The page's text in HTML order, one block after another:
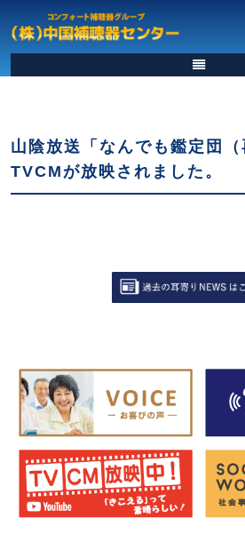
山陰放送「なんでも鑑定団
TVCMが放映されました。